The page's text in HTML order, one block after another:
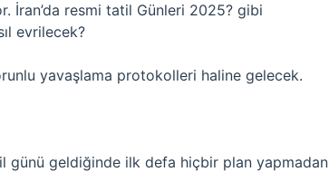
İran’da resmi tatil Günleri 2025? gibi
evrilecek?
yavaşlama protokolleri haline gelecek.
günü geldiğinde ilk defa hiçbir plan yapmadan